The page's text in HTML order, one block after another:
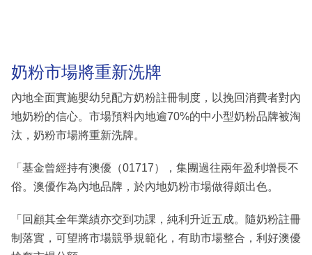
奶粉市場將重新洗牌
內地全面實施嬰幼兒配方奶粉註冊制度，以挽回消費者對內
地奶粉的信心。市場預料內地逾70%的中小型奶粉品牌被淘
汰，奶粉市場將重新洗牌。
「基金曾經持有澳優（01717），集團過往兩年盈利增長不
俗。澳優作為內地品牌，於內地奶粉市場做得頗出色。
「回顧其全年業績亦交到功課，純利升近五成。隨奶粉註冊
制落實，可望將市場競爭規範化，有助市場整合，利好澳優